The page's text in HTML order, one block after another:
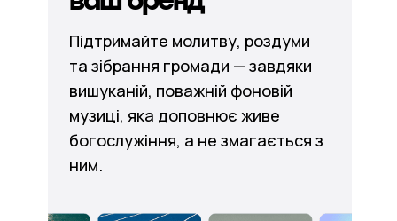
Підтримайте молитву, роздуми
та зібрання громади — завдяки
вишуканій, поважній фоновій
музиці, яка доповнює живе
богослужіння, а не змагається з
ним.